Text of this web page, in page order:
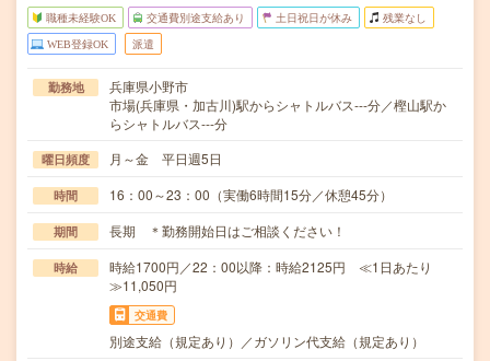
職種未経験OK 交通費別途支給あり 土日祝日が休み 残業なし
WEB登録OK 派遣
勤務地
兵庫県小野市
市場(兵庫県・加古川)駅からシャトルバス---分／樫山駅か
らシャトルバス---分
曜日頻度 月～金 平日週5日
時間 16：00～23：00（実働6時間15分／休憩45分）
期間 長期 ＊勤務開始日はご相談ください！
時給
時給1700円／22：00以降：時給2125円 ≪1日あたり
≫11,050円
交通費
別途支給（規定あり）／ガソリン代支給（規定あり）